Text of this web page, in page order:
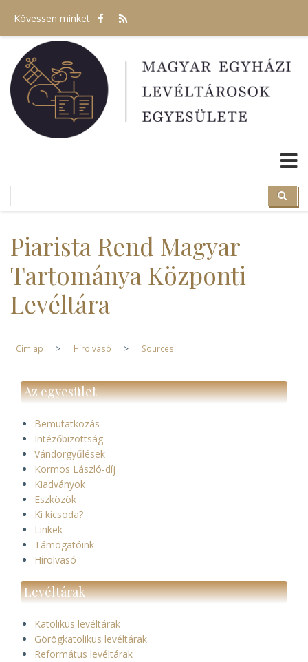
tartalomra
Kövessen minket
Search
Piarista Rend Magyar
Tartománya Központi
Levéltára
Morzsa
Címlap Hírolvasó Sources
Az egyesület
Bemutatkozás
Intézőbizottság
Vándorgyűlések
Kormos László-díj
Kiadványok
Eszközök
Ki kicsoda?
Linkek
Támogatóink
Hírolvasó
Levéltárak
Katolikus levéltárak
Görögkatolikus levéltárak
Református levéltárak